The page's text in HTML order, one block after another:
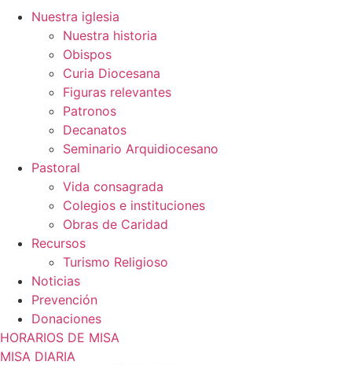
Nuestra iglesia
Nuestra historia
Obispos
Curia Diocesana
Figuras relevantes
Patronos
Decanatos
Seminario Arquidiocesano
Pastoral
Vida consagrada
Colegios e instituciones
Obras de Caridad
Recursos
Turismo Religioso
Noticias
Prevención
Donaciones
HORARIOS DE MISA
MISA DIARIA